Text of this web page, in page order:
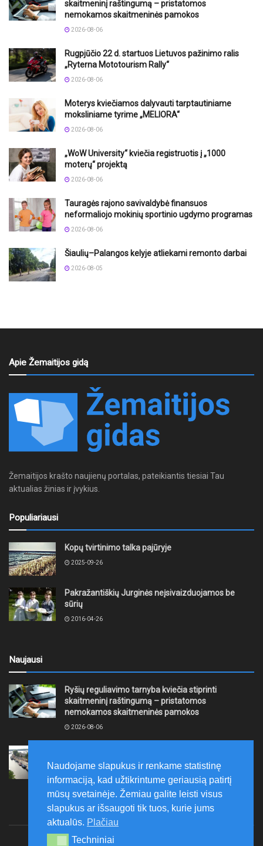
skaitmeninį raštingumą – pristatomos
nemokamos skaitmeninės pamokos
2026-08-06
Rugpjūčio 22 d. startuos Lietuvos pažinimo ralis
„Ryterna Mototourism Rally“
2026-08-06
Moterys kviečiamos dalyvauti tarptautiniame
moksliniame tyrime „MELIORA“
2026-08-06
„WoW University“ kviečia registruotis į „1000
moterų“ projektą
2026-08-06
Tauragės rajono savivaldybė finansuos
neformaliojo mokinių sportinio ugdymo programas
2026-08-06
Šiaulių–Palangos kelyje atliekami remonto darbai
2026-08-05
Apie Žemaitijos gidą
Žemaitijos krašto naujienų portalas, pateikiantis tiesiai Tau
aktualias žinias ir įvykius.
Populiariausi
Kopų tvirtinimo talka pajūryje
2025-09-26
Pakražantiškių Jurginės neįsivaizduojamos be
sūrių
2016-04-26
Naujausi
Ryšių reguliavimo tarnyba kviečia stiprinti
skaitmeninį raštingumą – pristatomos
nemokamos skaitmeninės pamokos
2026-08-06
Klaipėdoje juda į priekį
2026-08-06
Naudojame slapukus ir renkame statistinę
informaciją, kad užtikrintume geriausią patirtį
mūsų svetainėje. Žemiau galite leisti visus
slapukus ar išsaugoti tik tuos, kurie jums
aktualūs. Plačiau
Techniniai
Techniniai